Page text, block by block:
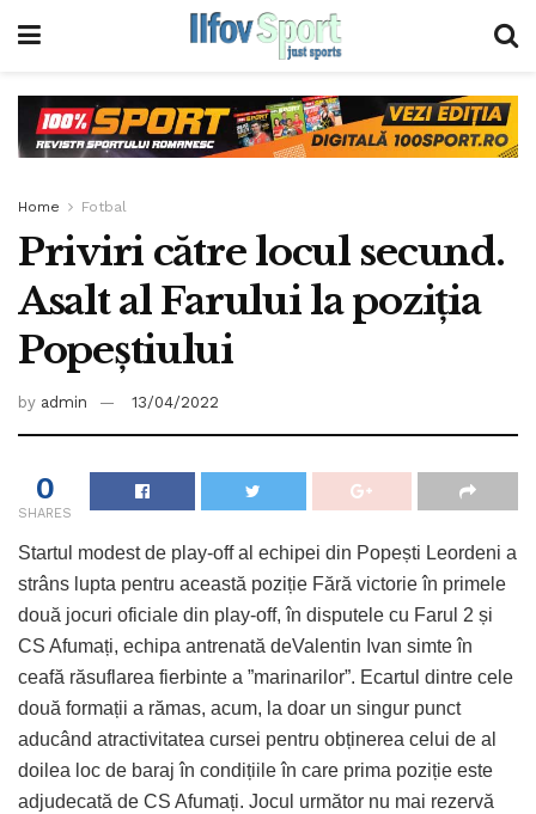
Home Fotbal
Priviri către locul secund.
Asalt al Farului la poziția
Popeștiului
by admin 13/04/2022
0
SHARES
Startul modest de play-off al echipei din Popești Leordeni a
strâns lupta pentru această poziție Fără victorie în primele
două jocuri oficiale din play-off, în disputele cu Farul 2 și
CS Afumați, echipa antrenată deValentin Ivan simte în
ceafă răsuflarea fierbinte a ”marinarilor”. Ecartul dintre cele
două formații a rămas, acum, la doar un singur punct
aducând atractivitatea cursei pentru obținerea celui de al
doilea loc de baraj în condițiile în care prima poziție este
adjudecată de CS Afumați. Jocul următor nu mai rezervă